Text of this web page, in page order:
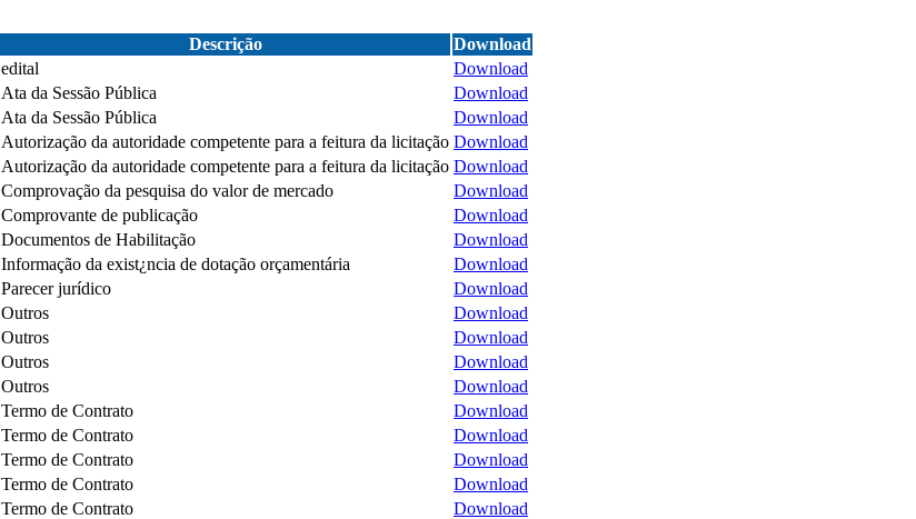
Descrição
Download
edital
Download
Ata da Sessão Pública
Download
Ata da Sessão Pública
Download
Autorização da autoridade competente para a feitura da licitação Download
Autorização da autoridade competente para a feitura da licitação Download
Comprovação da pesquisa do valor de mercado
Download
Comprovante de publicação
Download
Documentos de Habilitação
Download
Informação da exist¿ncia de dotação orçamentária
Download
Parecer jurídico
Download
Outros
Download
Outros
Download
Outros
Download
Outros
Download
Termo de Contrato
Download
Termo de Contrato
Download
Termo de Contrato
Download
Termo de Contrato
Download
Termo de Contrato
Download